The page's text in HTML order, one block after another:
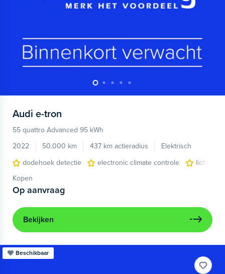
Audi e-tron
55 quattro Advanced 95 kWh
2022
50.000 km 437 km actieradius
Elektrisch
dodehoek detectie
electronic climate controle
Kopen
Op aanvraag
Bekijken
Beschikbaar